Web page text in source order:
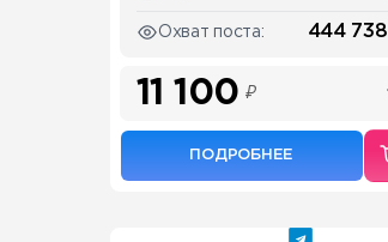
Охват поста: 444 738
11 100 ₽
ПОДРОБНЕЕ